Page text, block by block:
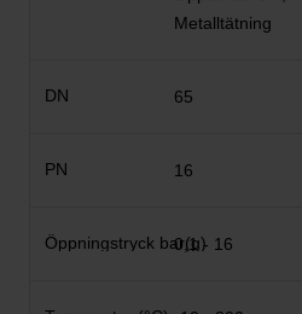
Metalltätning
65
16
0,1 - 16